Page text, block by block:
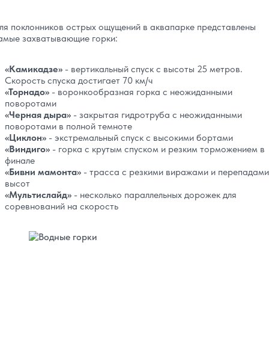
поклонников острых ощущений в аквапарке представлены
захватывающие горки:
«Камикадзе» - вертикальный спуск с высоты 25 метров.
Скорость спуска достигает 70 км/ч
«Торнадо» - воронкообразная горка с неожиданными
поворотами
«Черная дыра» - закрытая гидротруба с неожиданными
поворотами в полной темноте
«Циклон» - экстремальный спуск с высокими бортами
«Виндиго» - горка с крутым спуском и резким торможением в
финале
«Бивни мамонта» - трасса с резкими виражами и перепадами
высот
«Мультислайд» - несколько параллельных дорожек для
соревнований на скорость